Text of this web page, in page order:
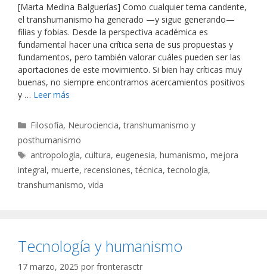
[Marta Medina Balguerías] Como cualquier tema candente,
el transhumanismo ha generado —y sigue generando—
filias y fobias. Desde la perspectiva académica es
fundamental hacer una crítica seria de sus propuestas y
fundamentos, pero también valorar cuáles pueden ser las
aportaciones de este movimiento. Si bien hay críticas muy
buenas, no siempre encontramos acercamientos positivos
y … Leer más
Categorías
Filosofía, Neurociencia, transhumanismo y
posthumanismo
Etiquetas
antropología, cultura, eugenesia,humanismo,mejora
integral, muerte, recensiones,técnica,tecnología,
transhumanismo, vida
Tecnología y humanismo
17 marzo, 2025 por fronterasctr